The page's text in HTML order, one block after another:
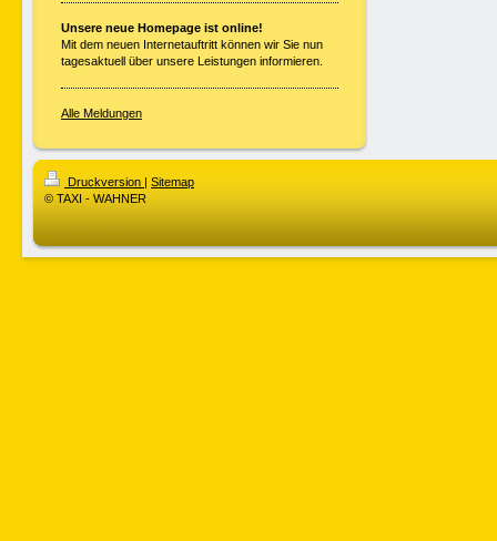
Unsere neue Homepage ist online!
Mit dem neuen Internetauftritt können wir Sie nun
tagesaktuell über unsere Leistungen informieren.
Alle Meldungen
Druckversion | Sitemap
© TAXI - WAHNER